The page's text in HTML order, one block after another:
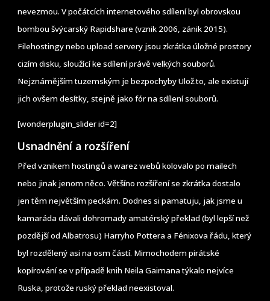
nevezmou. V počátcích internetového sdílení byl obrovskou
bombou švýcarský Rapidshare (vznik 2006, zánik 2015).
Filehostingy nebo upload servery jsou zkrátka úložné prostory
cizím disku, sloužící ke sdílení právě velkých souborů.
Nejznámějším tuzemským je bezpochyby Ulož.to, ale existují
jich ovšem desítky, stejně jako fór na sdílení souborů.
[wonderplugin_slider id=2]
Usnadnění a rozšíření
Před vznikem hostingů a warez webů kolovalo po mailech
nebo jinak jenom něco. Většíno rozšíření se zkrátka dostalo
jen těm největším peckám. Dodnes si pamatuju, jak jsme u
kamaráda dávali dohromady amatérský překlad (byl lepší než
pozdější od Albatrosu) Harryho Pottera a Fénixova řádu, který
byl rozdělený asi na osm částí. Mimochodem pirátské
kopírování se v případě knih Neila Gaimana týkalo nejvíce
Ruska, protože ruský překlad neexistoval.